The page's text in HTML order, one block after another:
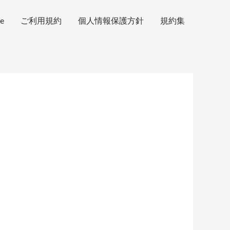
ご利用規約 個人情報保護方針 規約集